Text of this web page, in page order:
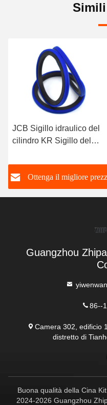
JCB Sigillo idraulico del
cilindro KR Sigillo del
pistone
Ottenga il migliore
Guangzhou
86--
Camera 302, edificio
distretto di
Buona qualità della Cina
2024-2026 Guangzhou